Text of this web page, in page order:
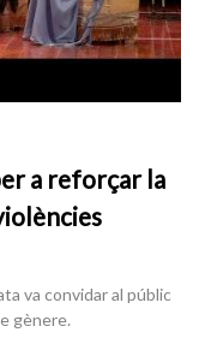
a reforçar la
va convidar al públic
gènere.